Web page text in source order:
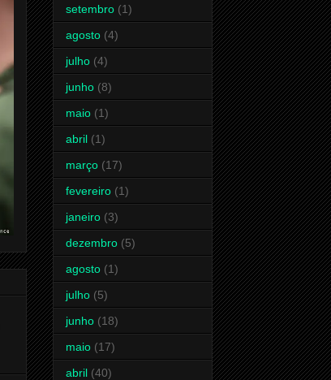
setembro (1)
agosto (4)
julho (4)
junho (8)
maio (1)
abril (1)
março (17)
fevereiro (1)
janeiro (3)
dezembro (5)
agosto (1)
julho (5)
junho (18)
maio (17)
abril (40)